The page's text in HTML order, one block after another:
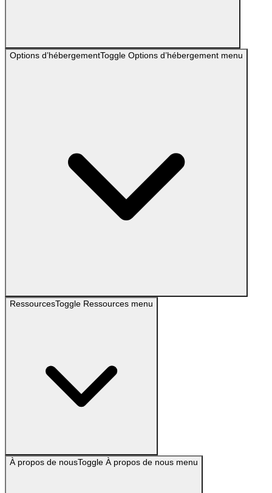
Options d’hébergementToggle Options d’hébergement menu
RessourcesToggle Ressources menu
À propos de nousToggle À propos de nous menu